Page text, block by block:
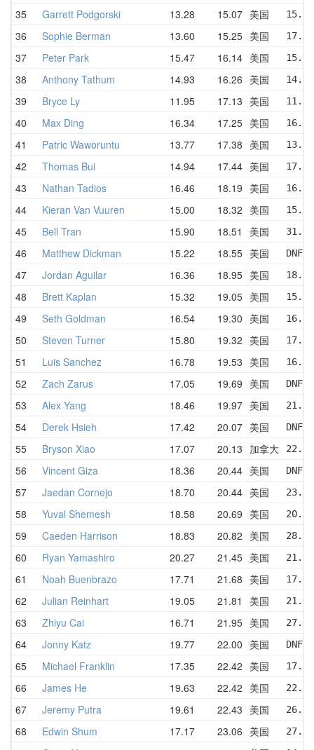
35 Garrett Podgorski 13.28 15.07 美国
36 Sophie Berman 13.60 15.25 美国
37 Peter Park 15.47 16.14 美国
38 Anthony Tathum 14.93 16.26 美国
39 Bryce Ly 11.95 17.13 美国
40 Max Ding 16.34 17.25 美国
41 Patric Waworuntu 13.77 17.38 美国
42 Thomas Bui 14.94 17.44 美国
43 Nathan Tadios 16.46 18.19 美国
44 Kieran Van Vuuren 15.00 18.32 美国
45 Bell Tran 15.90 18.51 美国
46 Matthew Dickman 15.22 18.55 美国
47 Jordan Aguilar 16.36 18.95 美国
48 Brett Kaplan 15.32 19.05 美国
49 Seth Goldman 16.54 19.30 美国
50 Steven Turner 15.80 19.32 美国
51 Luis Sanchez 16.78 19.53 美国
52 Zach Zarus 17.05 19.69 美国
53 Alex Yang 18.46 19.97 美国
54 Derek Hsieh 17.42 20.07 美国
55 Bryson Xiao 17.07 20.13 加拿大
56 Vincent Giza 18.36 20.44 美国
57 Jaedan Cornejo 18.70 20.44 美国
58 Yuval Shemesh 18.58 20.69 美国
59 Caeden Harrison 18.83 20.82 美国
60 Ryan Yamashiro 20.27 21.45 美国
61 Noah Buenbrazo 17.71 21.68 美国
62 Julian Reinhart 19.05 21.81 美国
63 Zhiyu Cai 16.71 21.95 美国
64 Jonny Katz 19.77 22.00 美国
65 Michael Franklin 17.35 22.42 美国
66 James He 19.63 22.42 美国
67 Jeremy Putra 19.61 22.43 美国
68 Edwin Shum 17.17 23.06 美国